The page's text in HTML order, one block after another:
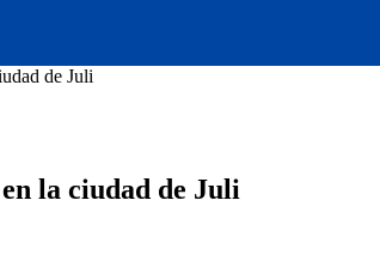
de Juli
la ciudad de Juli